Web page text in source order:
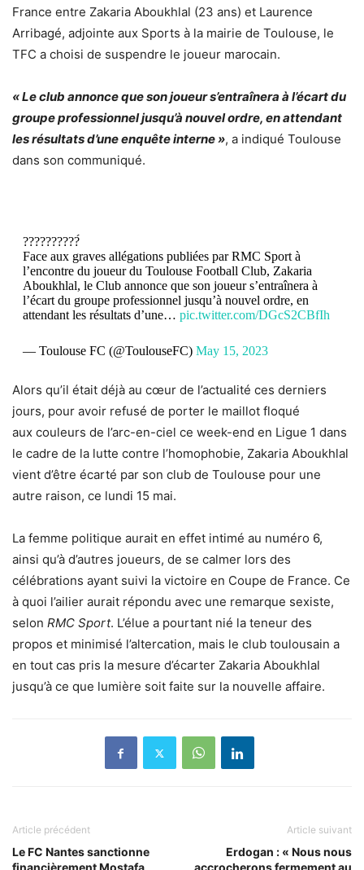
France entre Zakaria Aboukhlal (23 ans) et Laurence
Arribagé, adjointe aux Sports à la mairie de Toulouse, le
TFC a choisi de suspendre le joueur marocain.
« Le club annonce que son joueur s’entraînera à l’écart du
groupe professionnel jusqu’à nouvel ordre, en attendant
les résultats d’une enquête interne », a indiqué Toulouse
dans son communiqué.
??????????́
Face aux graves allégations publiées par RMC Sport à
l’encontre du joueur du Toulouse Football Club, Zakaria
Aboukhlal, le Club annonce que son joueur s’entraînera à
l’écart du groupe professionnel jusqu’à nouvel ordre, en
attendant les résultats d’une… pic.twitter.com/DGcS2CBfIh
— Toulouse FC (@ToulouseFC) May 15, 2023
Alors qu’il était déjà au cœur de l’actualité ces derniers
jours, pour avoir refusé de porter le maillot floqué
aux couleurs de l’arc-en-ciel ce week-end en Ligue 1 dans
le cadre de la lutte contre l’homophobie, Zakaria Aboukhlal
vient d’être écarté par son club de Toulouse pour une
autre raison, ce lundi 15 mai.
La femme politique aurait en effet intimé au numéro 6,
ainsi qu’à d’autres joueurs, de se calmer lors des
célébrations ayant suivi la victoire en Coupe de France. Ce
à quoi l’ailier aurait répondu avec une remarque sexiste,
selon RMC Sport. L’élue a pourtant nié la teneur des
propos et minimisé l’altercation, mais le club toulousain a
en tout cas pris la mesure d’écarter Zakaria Aboukhlal
jusqu’à ce que lumière soit faite sur la nouvelle affaire.
Article précédent
Le FC Nantes sanctionne
Article suivant
Erdogan : « Nous nous